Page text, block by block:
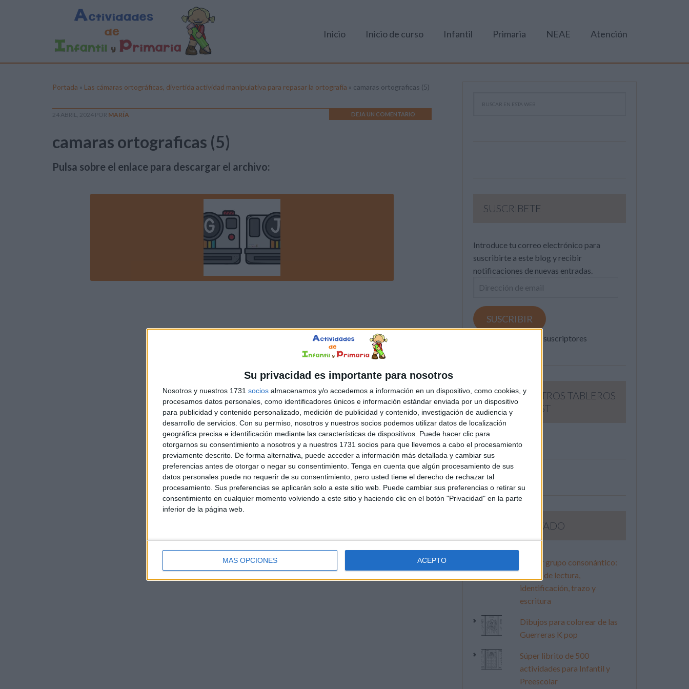
Su privacidad es importante para nosotros
Nosotros y nuestros 1731 socios almacenamos y/o accedemos a información en un dispositivo, como cookies, y
procesamos datos personales, como identificadores únicos e información estándar enviada por un dispositivo
para publicidad y contenido personalizado, medición de publicidad y contenido, investigación de audiencia y
desarrollo de servicios. Con su permiso, nosotros y nuestros socios podemos utilizar datos de localización
geográfica precisa e identificación mediante las características de dispositivos. Puede hacer clic para
otorgarnos su consentimiento a nosotros y a nuestros 1731 socios para que llevemos a cabo el procesamiento
previamente descrito. De forma alternativa, puede acceder a información más detallada y cambiar sus
preferencias antes de otorgar o negar su consentimiento. Tenga en cuenta que algún procesamiento de sus
datos personales puede no requerir de su consentimiento, pero usted tiene el derecho de rechazar tal
procesamiento. Sus preferencias se aplicarán solo a este sitio web. Puede cambiar sus preferencias o retirar su
consentimiento en cualquier momento volviendo a este sitio y haciendo clic en el botón "Privacidad" en la parte
inferior de la página web.
MÁS OPCIONES ACEPTO
Inicio Inicio de curso Infantil Primaria NEAE Atención
Portada » Las cámaras ortográficas, divertida actividad manipulativa para repasar la ortografía » camaras ortograficas (5)
24 ABRIL, 2024 POR MARÍA DEJA UN COMENTARIO
camaras ortograficas (5)
Pulsa sobre el enlace para descargar el archivo:
SUSCRIBETE
Introduce tu correo electrónico para
suscribirte a este blog y recibir
notificaciones de nuevas entradas.
Dirección
email
SUSCRIBIR
Únete a otros 371K suscriptores
SIGUE NUESTROS TABLEROS
EN PINTEREST
LO MÁS VISITADO
Primer grupo consonántico:
Fichas de lectura,
identificación, trazo y
escritura
Dibujos para colorear de las
Guerreras K pop
Súper librito de 500
actividades para Infantil y
Preescolar